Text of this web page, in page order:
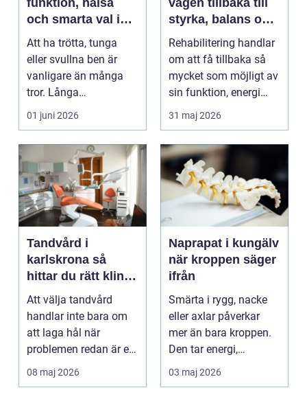
funktion, hälsa
och smarta val i
vardagen
Att ha trötta, tunga
eller svullna ben är
vanligare än många
tror. Långa
arbetsdagar på hårda
golv, ...
01 juni 2026
vägen tillbaka till
styrka, balans och
vardag
Rehabilitering handlar
om att få tillbaka så
mycket som möjligt av
sin funktion, energi
och trygghet...
31 maj 2026
Tandvård i
karlskrona så
hittar du rätt klinik
för långsiktig
munhälsa
Att välja tandvård
handlar inte bara om
att laga hål när
problemen redan är ett
faktum. Det handlar ...
08 maj 2026
Naprapat i kungälv
när kroppen säger
ifrån
Smärta i rygg, nacke
eller axlar påverkar
mer än bara kroppen.
Den tar energi,
koncentration och
03 maj 2026